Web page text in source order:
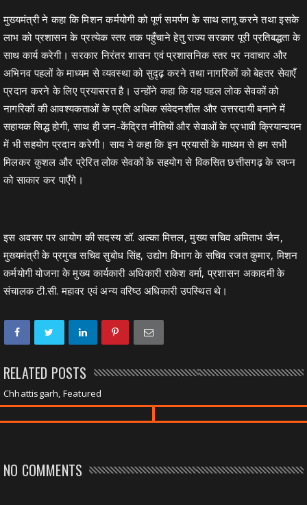
मुख्यमंत्री ने कहा कि मिशन कर्मयोगी को पूर्ण समर्पण के साथ लागू करने तथा इसके
लाभ को प्रशासन के प्रत्येक स्तर तक पहुँचाने हेतु राज्य सरकार पूरी प्रतिबद्धता के
साथ कार्य करेगी। सरकार निरंतर शासन एवं प्रशासनिक स्तर पर नवाचार और
अभिनव पहलों के माध्यम से व्यवस्था को सुदृढ़ करने तथा नागरिकों को बेहतर सेवाएँ
प्रदान करने के लिए प्रयासरत है। उन्होंने कहा कि यह पहल लोक सेवकों को
नागरिकों की आवश्यकताओं के प्रति अधिक संवेदनशील और उत्तरदायी बनाने में
सहायक सिद्ध होगी, साथ ही जन-केंद्रित नीतियों और सेवाओं के प्रभावी क्रियान्वयन
में भी सहयोग प्रदान करेगी। साय ने कहा कि इन प्रयासों के माध्यम से हम सभी
मिलकर कुशल और प्रेरित लोक सेवकों के सहयोग से विकसित छत्तीसगढ़ के स्वप्न
को साकार कर पाएँगे।
इस अवसर पर आयोग की सदस्य डॉ. अल्का मित्तल, मुख्य सचिव अमिताभ जैन,
मुख्यमंत्री के प्रमुख सचिव सुबोध सिंह, उद्योग विभाग के सचिव रजत कुमार, मिशन
कर्मयोगी योजना के मुख्य कार्यकारी अधिकारी राकेश वर्मा, प्रशासन अकादमी के
संचालक टी.सी. महावर एवं अन्य वरिष्ठ अधिकारी उपस्थित थे।
RELATED POSTS
Chhattisgarh, Featured
NO COMMENTS